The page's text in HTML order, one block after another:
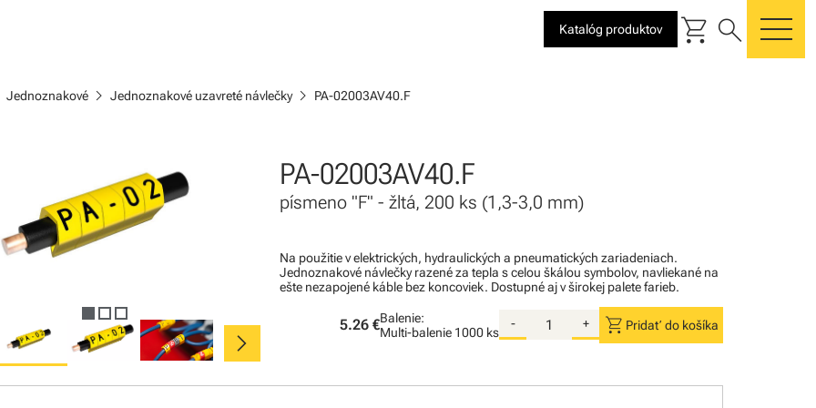
Katalóg produktov shopping_cart search
Jednoznakové chevron_right Jednoznakové uzavreté návlečkychevron_right PA-02003AV40.F
chevron_right
PA-02003AV40.F
písmeno "F" - žltá, 200 ks (1,3-3,0 mm)
Na použitie v elektrických, hydraulických a pneumatických zariadeniach.
Jednoznakové návlečky razené za tepla s celou škálou symbolov, navliekané na
ešte nezapojené káble bez koncoviek. Dostupné aj v širokej palete farieb.
5.26 €Balenie:
Multi-balenie 1000 ks
- + shopping_cart Pridať do košíka